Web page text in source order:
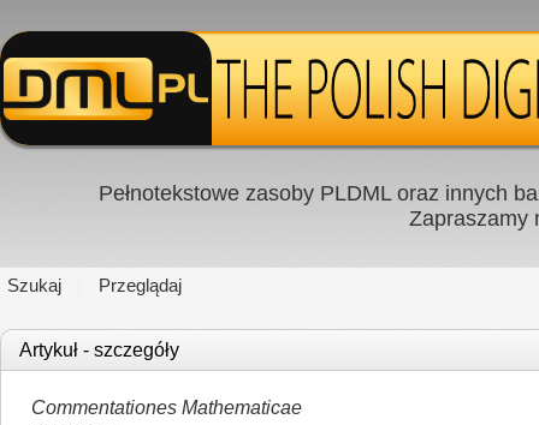
Pełnotekstowe zasoby PLDML oraz innych
Zapraszamy
Szukaj Przeglądaj
Artykuł - szczegóły
Commentationes Mathematicae